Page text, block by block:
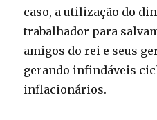
caso, a utilização do
trabalhador para
amigos do rei e seus
gerando infindáveis
inflacionários.